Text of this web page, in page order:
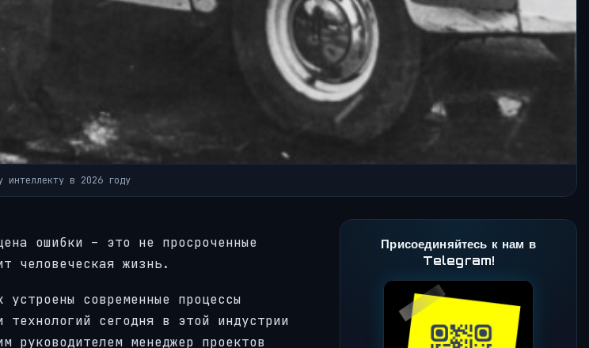
интеллекту в 2026 году
ошибки – это не просроченные
человеческая жизнь.
современные процессы
сегодня в этой индустрии
менеджер проектов
Присоединяйтесь к нам в
Telegram!